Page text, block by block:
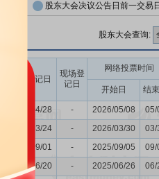
股东大会决议公告日前一交易日
股东大会查询:
股权登记日
现场登
记日
网络投票时间
开始日 结
2026/04/28 - 2026/05/08 05/
2026/03/24 - 2026/03/30 03/
2025/09/01 - 2025/09/05 09/
2025/06/20 - 2025/06/26 06/